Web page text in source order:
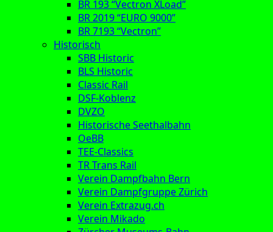
BR 193 “Vectron XLoad”
BR 2019 “EURO 9000”
BR 7193 “Vectron”
Historisch
SBB Historic
BLS Historic
Classic Rail
DSF-Koblenz
DVZO
Historische Seethalbahn
OeBB
TEE-Classics
TR Trans Rail
Verein Dampfbahn Bern
Verein Dampfgruppe Zürich
Verein Extrazug.ch
Verein Mikado